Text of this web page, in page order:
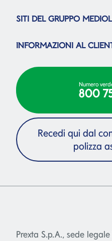
SITI DEL GRUPPO
INFORMAZIONI AL
Numero
800
Recedi qui dal
polizza
Prexta S.p.A., sede